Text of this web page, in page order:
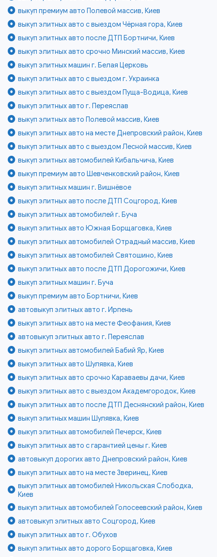
выкуп премиум авто Полевой массив, Киев
выкуп элитных авто с выездом Чёрная гора, Киев
выкуп элитных авто после ДТП Бортничи, Киев
выкуп элитных авто срочно Минский массив, Киев
выкуп элитных машин г. Белая Церковь
выкуп элитных авто с выездом г. Украинка
выкуп элитных авто с выездом Пуща-Водица, Киев
выкуп элитных авто г. Переяслав
выкуп элитных авто Полевой массив, Киев
выкуп элитных авто на месте Днепровский район, Киев
выкуп элитных авто с выездом Лесной массив, Киев
выкуп элитных автомобилей Кибальчича, Киев
выкуп премиум авто Шевченковский район, Киев
выкуп элитных машин г. Вишнёвое
выкуп элитных авто после ДТП Соцгород, Киев
выкуп элитных автомобилей г. Буча
выкуп элитных авто Южная Борщаговка, Киев
выкуп элитных автомобилей Отрадный массив, Киев
выкуп элитных автомобилей Святошино, Киев
выкуп элитных авто после ДТП Дорогожичи, Киев
выкуп элитных машин г. Буча
выкуп премиум авто Бортничи, Киев
автовыкуп элитных авто г. Ирпень
выкуп элитных авто на месте Феофания, Киев
автовыкуп элитных авто г. Переяслав
выкуп элитных автомобилей Бабий Яр, Киев
выкуп элитных авто Шулявка, Киев
выкуп элитных авто срочно Караваевы дачи, Киев
выкуп элитных авто с выездом Академгородок, Киев
выкуп элитных авто после ДТП Деснянский район, Киев
выкуп элитных машин Шулявка, Киев
выкуп элитных автомобилей Печерск, Киев
выкуп элитных авто с гарантией цены г. Киев
автовыкуп дорогих авто Днепровский район, Киев
выкуп элитных авто на месте Зверинец, Киев
выкуп элитных автомобилей Никольская Слободка,
Киев
выкуп элитных автомобилей Голосеевский район, Киев
автовыкуп элитных авто Соцгород, Киев
выкуп элитных авто г. Обухов
выкуп элитных авто дорого Борщаговка, Киев